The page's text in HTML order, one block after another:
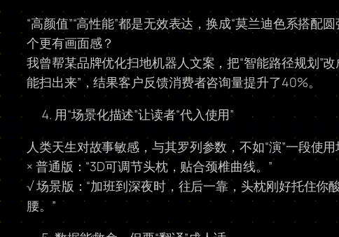
“高颜值”“高性能”都是无效表达，换成“莫兰迪色系搭配
个更有画面感？
我曾帮某品牌优化扫地机器人文案，把“智能路径规划”
能扫出来”，结果客户反馈消费者咨询量提升了40%。
用“场景化描述”让读者“代入使用”
人类天生对故事敏感，与其罗列参数，不如“演”一段使
× 普通版：“3D可调节头枕，贴合颈椎曲线。”
√ 场景版：“加班到深夜时，往后一靠，头枕刚好托住
腰。”